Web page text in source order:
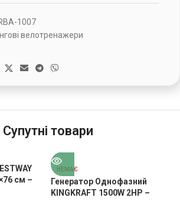
1007
велотренажери
Супутні товари
см –
НЕМАЄ
Генератор Однофазний
KINGKRAFT 1500W 2HP –